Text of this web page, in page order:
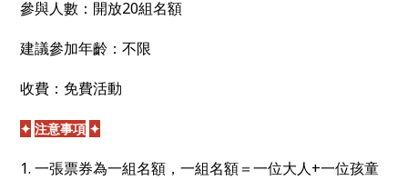
參與人數：開放20組名額
建議參加年齡：不限
收費：免費活動
✦ 注意事項 ✦
1. 一張票券為一組名額，一組名額＝一位大人+一位孩童